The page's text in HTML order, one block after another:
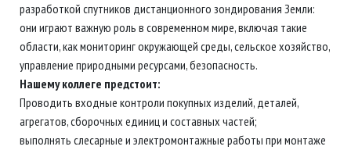
разработкой спутников дистанционного зондирования Земли:
они играют важную роль в современном мире, включая такие
области, как мониторинг окружающей среды, сельское хозяйство,
управление природными ресурсами, безопасность.
Нашему коллеге предстоит:
Проводить входные контроли покупных изделий, деталей,
агрегатов, сборочных единиц и составных частей;
выполнять слесарные и электромонтажные работы при монтаже